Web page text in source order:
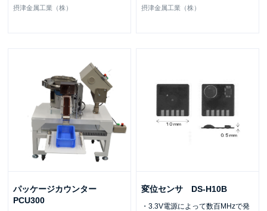
摂津金属工業（株） 摂津金属工業（株）
パッケージカウンター
PCU300
変位センサ DS-H10B
・3.3V電源によって数百MHzで発